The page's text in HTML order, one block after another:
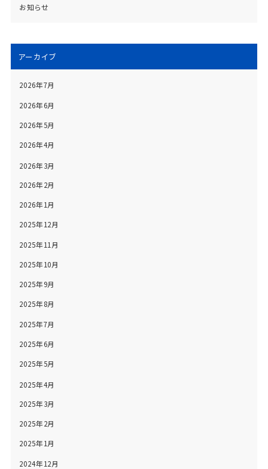
お知らせ
アーカイブ
2026年7月
2026年6月
2026年5月
2026年4月
2026年3月
2026年2月
2026年1月
2025年12月
2025年11月
2025年10月
2025年9月
2025年8月
2025年7月
2025年6月
2025年5月
2025年4月
2025年3月
2025年2月
2025年1月
2024年12月